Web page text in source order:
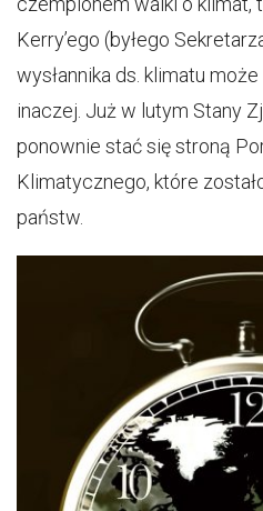
Kerry’ego (byłego
wysłannika ds. klimatu
inaczej. Już w lutym Stany
ponownie stać się stroną
Klimatycznego, które
państw.